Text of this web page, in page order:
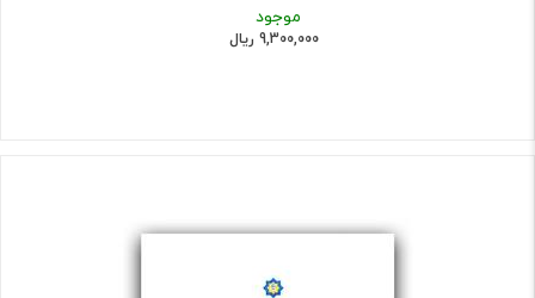
موجود
9,300,000 ریال